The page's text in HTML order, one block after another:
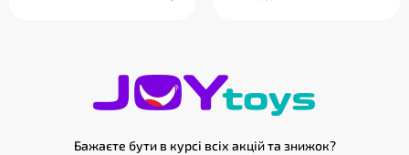
Бажаєте бути в курсі всіх акцій та знижок?